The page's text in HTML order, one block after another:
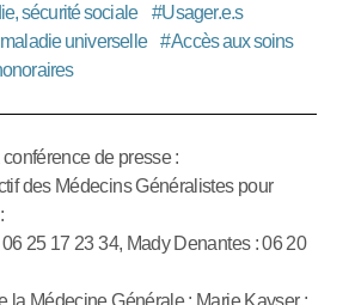
sécurité sociale #Usager.e.s
universelle #Accès aux soins
de presse :
des Médecins Généralistes pour
25 17 23 34, Mady Denantes : 06 20
la Médecine Générale : Marie Kayser :